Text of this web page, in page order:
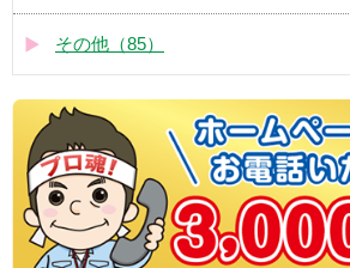
その他（85）